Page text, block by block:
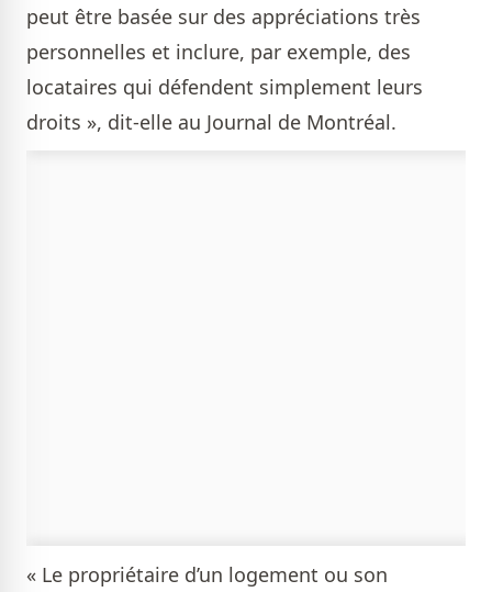
peut être basée sur des appréciations très
personnelles et inclure, par exemple, des
locataires qui défendent simplement leurs
droits », dit-elle au Journal de Montréal.
« Le propriétaire d’un logement ou son